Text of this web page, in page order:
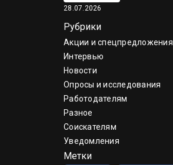
28.07.2026
Рубрики
Акции и спецпредложения
Интервью
Новости
Опросы и исследования
Работодателям
Разное
Соискателям
Уведомления
Метки